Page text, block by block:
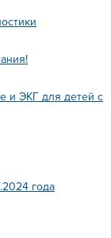
и ЭКГ для детей с
года